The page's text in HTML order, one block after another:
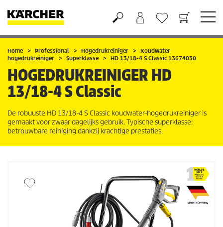
Boodschappenmandje
Verlanglijstje
Home Professional Hogedrukreiniger
Koudwater
hogedrukreiniger
Superklasse HD 13/18-4 S Classic 13674030
HOGEDRUKREINIGERHD
13/18-4 S Classic
De robuuste HD 13/18-4 S Classic koudwater-hogedrukreiniger is
gemaakt voor zwaar dagelijks gebruik. Typische superklasse:
betrouwbare reiniging dankzij krachtige prestaties.